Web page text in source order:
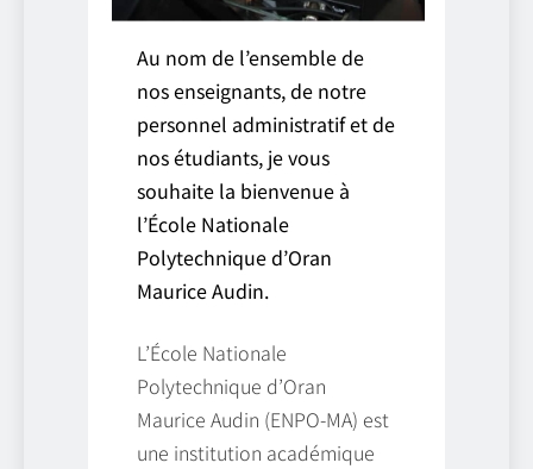
Au nom de l’ensemble de
nos enseignants, de notre
personnel administratif et de
nos étudiants, je vous
souhaite la bienvenue à
l’École Nationale
Polytechnique d’Oran
Maurice Audin.
L’École Nationale
Polytechnique d’Oran
Maurice Audin (ENPO-MA) est
une institution académique